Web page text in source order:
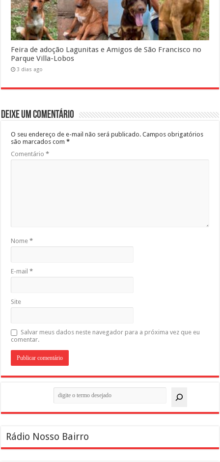
Feira de adoção Lagunitas e Amigos de São Francisco no
Parque Villa-Lobos
3 dias ago
Deixe um comentário
O seu endereço de e-mail não será publicado. Campos obrigatórios
são marcados com*
Comentário*
Nome*
E-mail*
Site
Salvar meus dados neste navegador para a próxima vez que eu
comentar.
Rádio Nosso Bairro